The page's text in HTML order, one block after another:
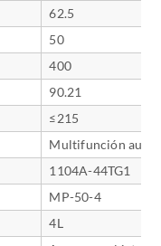
62.5
50
400
90.21
≤215
Multifunción
1104A-44TG1
MP-50-4
4L